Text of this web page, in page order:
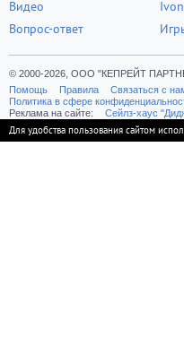
Видео
Вопрос-ответ
© 2000-2026, ООО "КЕПРЕЙТ
Помощь
Правила Связаться с
Политика в сфере
Реклама на сайте:
Cейлз-хаус
Для удобства пользования сайтом